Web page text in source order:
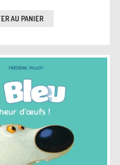
AU PANIER